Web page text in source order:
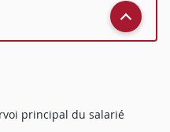
principal du salarié